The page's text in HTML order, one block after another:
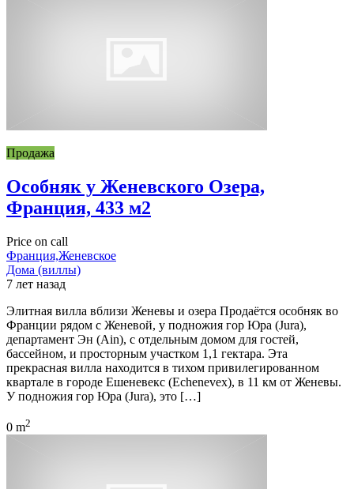
Продажа
Особняк у Женевского Озера,
Франция, 433 м2
Price on call
Франция,Женевское
Дома (виллы)
7 лет назад
Элитная вилла вблизи Женевы и озера Продаётся особняк во
Франции рядом с Женевой, у подножия гор Юра (Jura),
департамент Эн (Ain), с отдельным домом для гостей,
бассейном, и просторным участком 1,1 гектара. Эта
прекрасная вилла находится в тихом привилегированном
квартале в городе Ешеневекс (Echenevex), в 11 км от Женевы.
У подножия гор Юра (Jura), это […]
0 m2